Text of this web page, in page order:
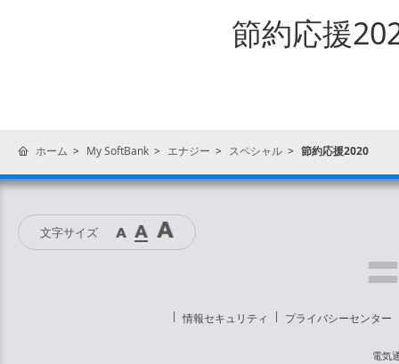
節約応援
ホーム My SoftBank エナジー スペシャル 節約応援2020
文字サイズ
情報セキュリティ プライバシーセンター
電気